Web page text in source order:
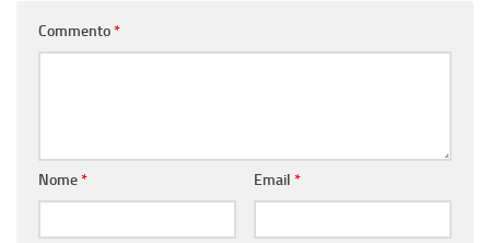
Commento*
Nome* Email *